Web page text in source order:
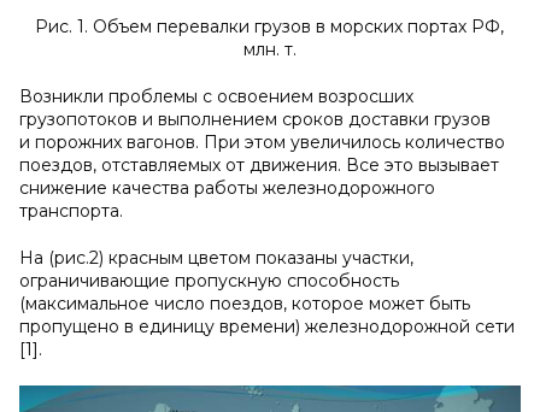
Рис. 1. Объем перевалки грузов в морских портах РФ,
млн. т.
Возникли проблемы с освоением возросших
грузопотоков и выполнением сроков доставки грузов
и порожних вагонов. При этом увеличилось количество
поездов, отставляемых от движения. Все это вызывает
снижение качества работы железнодорожного
транспорта.
На (рис.2) красным цветом показаны участки,
ограничивающие пропускную способность
(максимальное число поездов, которое может быть
пропущено в единицу времени) железнодорожной сети
[1].